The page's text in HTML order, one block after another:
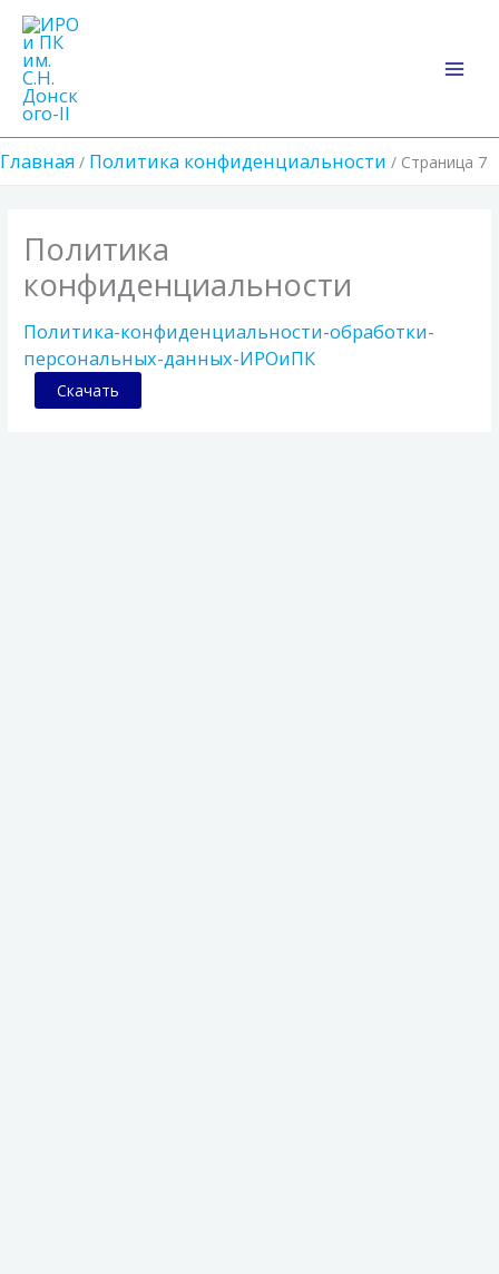
Перейти
содержимому
Главная Политика конфиденциальности Страница 7
Политика
конфиденциальности
Политика-конфиденциальности-обработки-
персональных-данных-ИРОиПК
Скачать